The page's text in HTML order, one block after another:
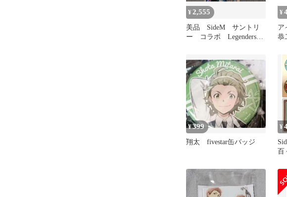
¥2,555
美品 SideM サントリ
ー コラボ Legenders
¥
ア
恭
¥399
翔太 fivestar缶バッジ
¥
百